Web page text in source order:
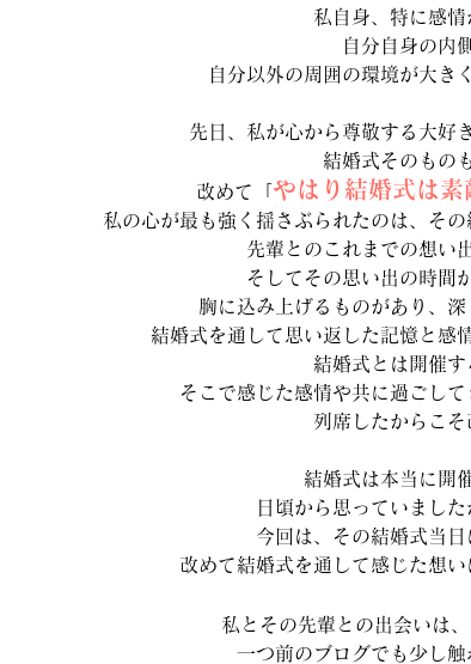
私自身、特に感
自分自身の内
自分以外の周囲の環境が大き
先日、私が心から尊敬する大好
結婚式そのもの
改めて「 やはり結婚式は素
私の心が最も強く揺さぶられたのは、そ
先輩とのこれまでの想い
そしてその思い出の時間
胸に込み上げるものがあり、
結婚式を通して思い返した記憶と感
結婚式とは開催す
そこで感じた感情や共に過ごし
列席したからこ
結婚式は本当に開
日頃から思っていまし
今回は、その結婚式当
改めて結婚式を通して感じた想
私とその先輩との出会いは
一つ前のブログでも少し